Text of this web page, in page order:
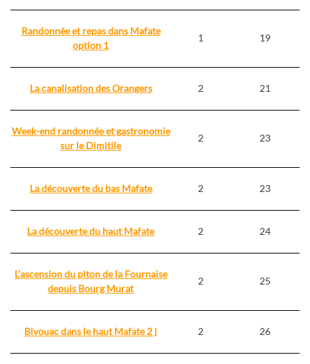
Randonnée et repas dans Mafate
option 1
1 19
La canalisation des Orangers 2 21
Week-end randonnée et gastronomie
sur le Dimitile
2 23
La découverte du bas Mafate 2 23
La découverte du haut Mafate 2 24
L’ascension du piton de la Fournaise
depuis Bourg Murat
2 25
Bivouac dans le haut Mafate 2 j 2 26